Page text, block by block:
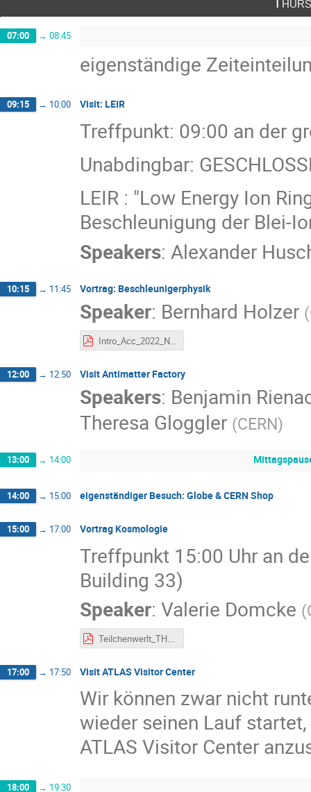
07:00 → 08:45
eigenständige
09:15 → 10:00 Visit: LEIR
Treffpunkt: 09:00 an der
Unabdingbar:
LEIR : "Low Energy Ion
Beschleunigung der Blei-
Speakers: Alexander
10:15 → 11:45 Vortrag: Beschleunigerphysik
Speaker: Bernhard Holzer (
Intro_Acc_2022_Niklas_p.pdf
12:00 → 12:50 Visit Antimatter Factory
Speakers: Benjamin
Theresa Gloggler (CERN)
13:00 → 14:00
14:00 → 15:00 eigenständiger Besuch: Globe & CERN Shop
15:00 → 17:00 Vortrag Kosmologie
Treffpunkt 15:00 Uhr an
Building 33)
Speaker: Valerie Domcke (
Teilchenwerlt_TH.pdf
17:00 → 17:50 Visit ATLAS Visitor Center
Wir können zwar nicht
wieder seinen Lauf
ATLAS Visitor Center
18:00 → 19:30